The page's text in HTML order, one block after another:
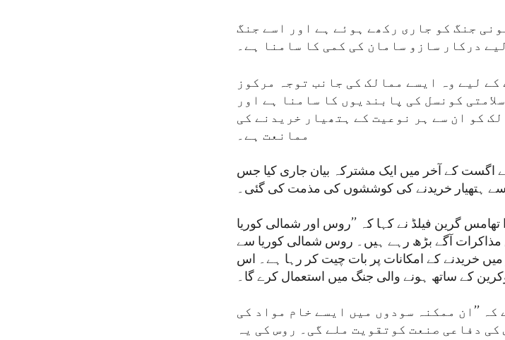
جنگ کو جاری رکھے ہوئے ہے اور اسے جنگ
درکار سازو سامان کی کمی کا سامنا ہے۔
لیے وہ ایسے ممالک کی جانب توجہ مرکوز
کونسل کی پابندیوں کا سامنا ہے اور
کو ان سے ہر نوعیت کے ہتھیار خریدنے کی
ممانعت ہے۔
نے اگست کے آخر میں ایک مشترکہ بیان جاری کیا جس
ہتھیار خریدنے کی کوششوں کی مذمت کی گئی۔
تھامس گرین فیلڈ نے کہا کہ ’’روس اور شمالی کوریا
مذاکرات آگے بڑھ رہے ہیں۔ روس شمالی کوریا سے
خریدنے کے امکانات پر بات چیت کر رہا ہے۔ اس
کے ساتھ ہونے والی جنگ میں استعمال کرے گا۔
’’ان ممکنہ سودوں میں ایسے خام مواد کی
دفاعی صنعت کوتقویت ملے گی۔ روس کی یہ